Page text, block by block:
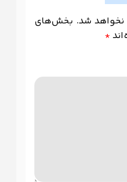
شد. بخش‌های
*